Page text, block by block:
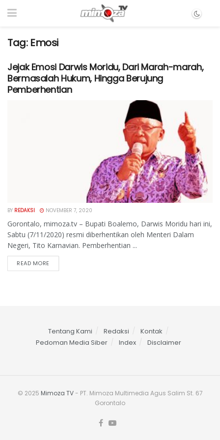
Tag: Emosi
Jejak Emosi Darwis Moridu, Dari Marah-marah,
Bermasalah Hukum, Hingga Berujung
Pemberhentian
BY REDAKSI NOVEMBER 7, 2020
Gorontalo, mimoza.tv – Bupati Boalemo, Darwis Moridu hari ini,
Sabtu (7/11/2020) resmi diberhentikan oleh Menteri Dalam
Negeri, Tito Karnavian. Pemberhentian ...
READ MORE
Tentang Kami Redaksi
Kontak
Pedoman Media Siber
Index Disclaimer
© 2025 Mimoza TV- PT. Mimoza Multimedia Agus Salim St. 67
Gorontalo